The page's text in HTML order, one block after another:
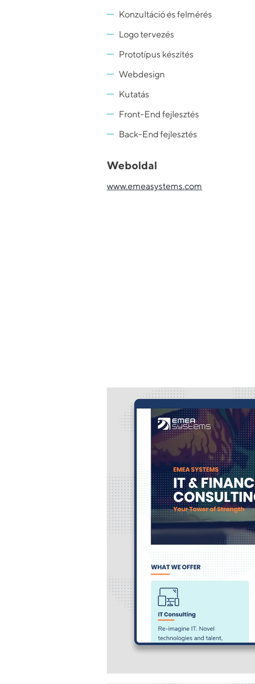
Konzultáció és felmérés
Logo tervezés
Prototípus készítés
Webdesign
Kutatás
Front-End fejlesztés
Back-End fejlesztés
Weboldal
www.emeasystems.com